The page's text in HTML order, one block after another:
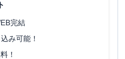
完結
み可能！
！